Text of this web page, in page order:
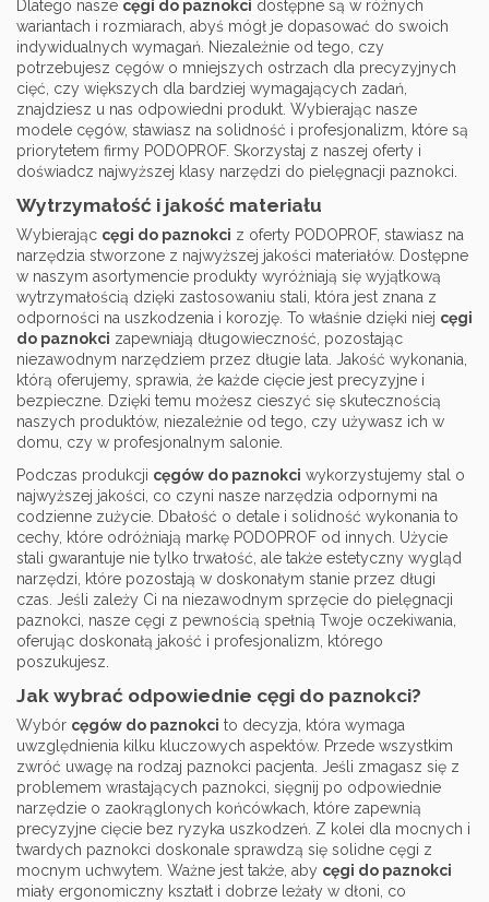
Dlatego nasze cęgi do paznokci dostępne są w różnych
wariantach i rozmiarach, abyś mógł je dopasować do swoich
indywidualnych wymagań. Niezależnie od tego, czy
potrzebujesz cęgów o mniejszych ostrzach dla precyzyjnych
cięć, czy większych dla bardziej wymagających zadań,
znajdziesz u nas odpowiedni produkt. Wybierając nasze
modele cęgów, stawiasz na solidność i profesjonalizm, które są
priorytetem firmy PODOPROF. Skorzystaj z naszej oferty i
doświadcz najwyższej klasy narzędzi do pielęgnacji paznokci.
Wytrzymałość i jakość materiału
Wybierając cęgi do paznokci z oferty PODOPROF, stawiasz na
narzędzia stworzone z najwyższej jakości materiałów. Dostępne
w naszym asortymencie produkty wyróżniają się wyjątkową
wytrzymałością dzięki zastosowaniu stali, która jest znana z
odporności na uszkodzenia i korozję. To właśnie dzięki niej cęgi
do paznokci zapewniają długowieczność, pozostając
niezawodnym narzędziem przez długie lata. Jakość wykonania,
którą oferujemy, sprawia, że każde cięcie jest precyzyjne i
bezpieczne. Dzięki temu możesz cieszyć się skutecznością
naszych produktów, niezależnie od tego, czy używasz ich w
domu, czy w profesjonalnym salonie.
Podczas produkcji cęgów do paznokci wykorzystujemy stal o
najwyższej jakości, co czyni nasze narzędzia odpornymi na
codzienne zużycie. Dbałość o detale i solidność wykonania to
cechy, które odróżniają markę PODOPROF od innych. Użycie
stali gwarantuje nie tylko trwałość, ale także estetyczny wygląd
narzędzi, które pozostają w doskonałym stanie przez długi
czas. Jeśli zależy Ci na niezawodnym sprzęcie do pielęgnacji
paznokci, nasze cęgi z pewnością spełnią Twoje oczekiwania,
oferując doskonałą jakość i profesjonalizm, którego
poszukujesz.
Jak wybrać odpowiednie cęgi do paznokci?
Wybór cęgów do paznokci to decyzja, która wymaga
uwzględnienia kilku kluczowych aspektów. Przede wszystkim
zwróć uwagę na rodzaj paznokci pacjenta. Jeśli zmagasz się z
problemem wrastających paznokci, sięgnij po odpowiednie
narzędzie o zaokrąglonych końcówkach, które zapewnią
precyzyjne cięcie bez ryzyka uszkodzeń. Z kolei dla mocnych i
twardych paznokci doskonale sprawdzą się solidne cęgi z
mocnym uchwytem. Ważne jest także, aby cęgi do paznokci
miały ergonomiczny kształt i dobrze leżały w dłoni, co